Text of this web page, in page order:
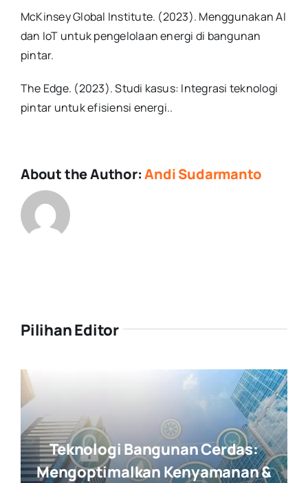
McKinsey Global Institute. (2023). Menggunakan AI
dan IoT untuk pengelolaan energi di bangunan
pintar.
The Edge. (2023). Studi kasus: Integrasi teknologi
pintar untuk efisiensi energi..
About the Author:Andi Sudarmanto
Pilihan Editor
Teknologi Bangunan Cerdas:
Mengoptimalkan Kenyamanan &